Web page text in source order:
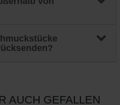
AUCH GEFALLEN